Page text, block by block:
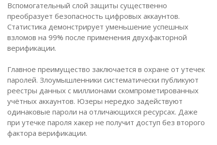
Вспомогательный слой защиты существенно
преобразует безопасность цифровых аккаунтов.
Статистика демонстрирует уменьшение успешных
взломов на 99% после применения двухфакторной
верификации.
Главное преимущество заключается в охране от утечек
паролей. Злоумышленники систематически публикуют
реестры данных с миллионами скомпрометированных
учётных аккаунтов. Юзеры нередко задействуют
одинаковые пароли на отличающихся ресурсах. Даже
при утечке пароля хакер не получит доступ без второго
фактора верификации.